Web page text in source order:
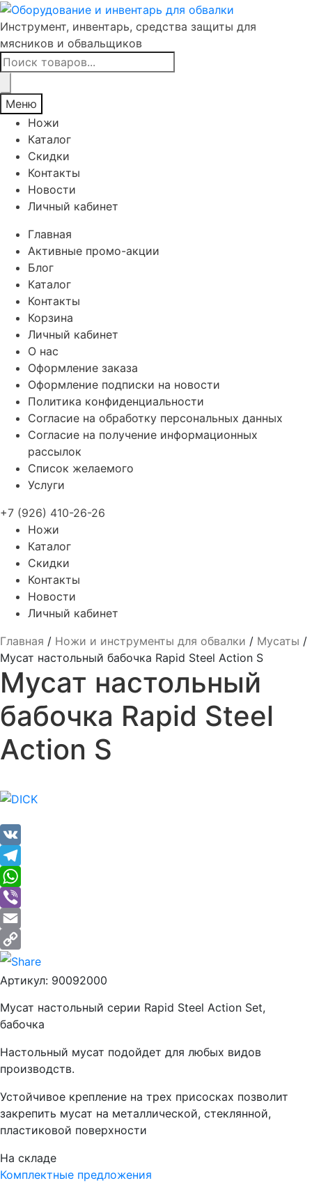
Инструмент, инвентарь, средства защиты для
мясников и обвальщиков
Поиск
товаров
Меню
Ножи
Каталог
Скидки
Контакты
Новости
Личный кабинет
Главная
Активные промо-акции
Блог
Каталог
Контакты
Корзина
Личный кабинет
О нас
Оформление заказа
Оформление подписки на новости
Политика конфиденциальности
Согласие на обработку персональных данных
Согласие на получение информационных
рассылок
Список желаемого
Услуги
+7 (926) 410-26-26
Ножи
Каталог
Скидки
Контакты
Новости
Личный кабинет
Главная / Ножи и инструменты для обвалки / Мусаты /
Мусат настольный бабочка Rapid Steel Action S
Мусат настольный
бабочка Rapid Steel
Action S
VK
Telegram
WhatsApp
Viber
Email
Copy
Link
Артикул: 90092000
Мусат настольный серии Rapid Steel Action Set,
бабочка
Настольный мусат подойдет для любых видов
производств.
Устойчивое крепление на трех присосках позволит
закрепить мусат на металлической, стеклянной,
пластиковой поверхности
На складе
Комплектные предложения